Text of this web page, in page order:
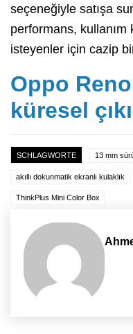
seçeneğiyle satışa
performans, kullanım
isteyenler için cazip
Oppo
küresel
SCHLAGWORTE 13 mm
akıllı dokunmatik ekranlı kulaklık
ThinkPlus Mini Color Box